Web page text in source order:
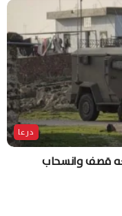
درعا
قصف وانسحاب